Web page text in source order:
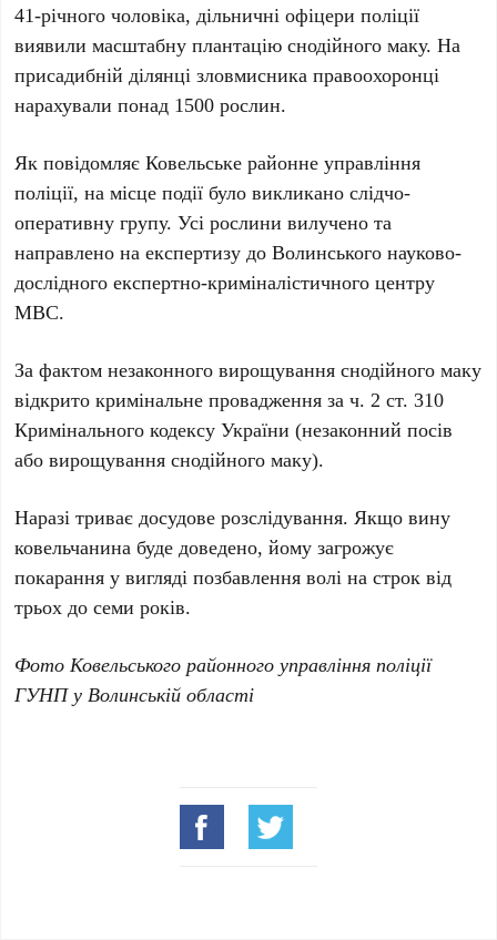
41-річного чоловіка, дільничні офіцери поліції
виявили масштабну плантацію снодійного маку. На
присадибній ділянці зловмисника правоохоронці
нарахували понад 1500 рослин.
Як повідомляє Ковельське районне управління
поліції, на місце події було викликано слідчо-
оперативну групу. Усі рослини вилучено та
направлено на експертизу до Волинського науково-
дослідного експертно-криміналістичного центру
МВС.
За фактом незаконного вирощування снодійного маку
відкрито кримінальне провадження за ч. 2 ст. 310
Кримінального кодексу України (незаконний посів
або вирощування снодійного маку).
Наразі триває досудове розслідування. Якщо вину
ковельчанина буде доведено, йому загрожує
покарання у вигляді позбавлення волі на строк від
трьох до семи років.
Фото Ковельського районного управління поліції
ГУНП у Волинській області